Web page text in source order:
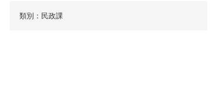
類別：民政課